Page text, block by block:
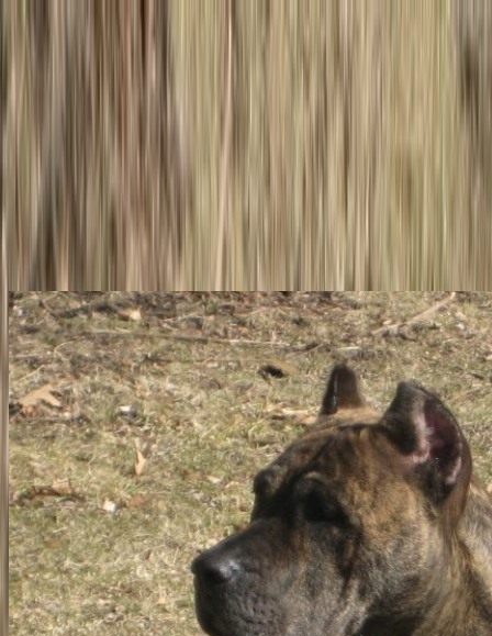
Contacto
Pedir información
La raza Nuestros perros Contacto
Todos los perros
KARA DE IREMA CURTÓ
Hembra · Presa Canario · Atigrado
Sexo
Hembra
Color
Atigrado
Nacimiento
Agosto de 2006
Registro
UKC P498-005
¿Quieres más información sobre KARA DE IREMA CURTÓ?